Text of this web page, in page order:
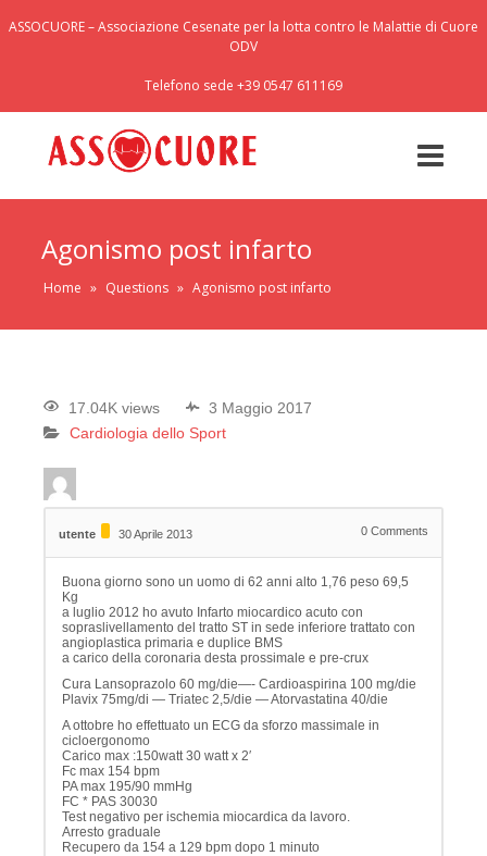
ASSOCUORE – Associazione Cesenate per la lotta contro le Malattie di Cuore
ODV
Telefono sede +39 0547 611169
Agonismo post infarto
Home » Questions » Agonismo post infarto
17.04K views
3 Maggio 2017
Cardiologia dello Sport
utente 30 Aprile 2013 0 Comments
Buona giorno sono un uomo di 62 anni alto 1,76 peso 69,5
Kg
a luglio 2012 ho avuto Infarto miocardico acuto con
sopraslivellamento del tratto ST in sede inferiore trattato con
angioplastica primaria e duplice BMS
a carico della coronaria desta prossimale e pre-crux
Cura Lansoprazolo 60 mg/die—- Cardioaspirina 100 mg/die
Plavix 75mg/di — Triatec 2,5/die — Atorvastatina 40/die
A ottobre ho effettuato un ECG da sforzo massimale in
cicloergonomo
Carico max :150watt 30 watt x 2′
Fc max 154 bpm
PA max 195/90 mmHg
FC * PAS 30030
Test negativo per ischemia miocardica da lavoro.
Arresto graduale
Recupero da 154 a 129 bpm dopo 1 minuto